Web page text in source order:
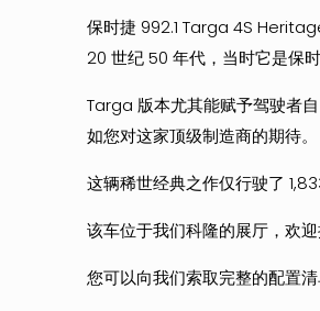
保时捷 992.1 Targa 4S
20 世纪 50 年代，当时它是保
Targa 版本尤其能赋予驾驶者
如您对这家顶级制造商的期待。
这辆稀世经典之作仅行驶了
该车位于我们科隆的展厅，欢
您可以向我们索取完整的配置